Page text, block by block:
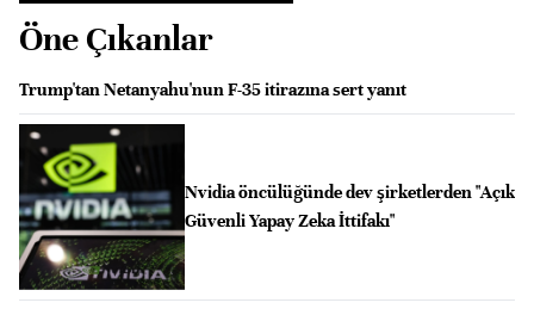
Öne Çıkanlar
Trump'tan Netanyahu'nun F-35 itirazına sert yanıt
Nvidia öncülüğünde dev şirketlerden "Açık
Güvenli Yapay Zeka İttifakı"